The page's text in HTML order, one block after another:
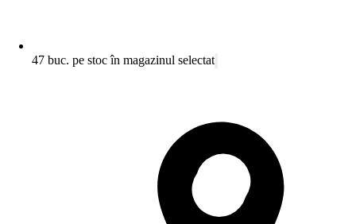
47 buc. pe stoc în magazinul selectat